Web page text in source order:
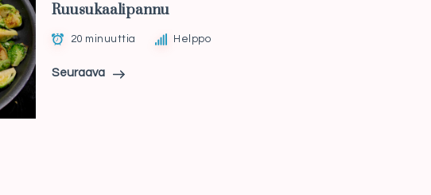
Ruusukaalipannu
20 minuuttia Helppo
Seuraava